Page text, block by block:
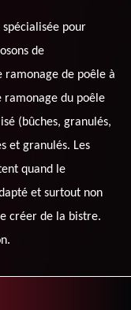
spécialisée pour
de
de poêle à
ramonage du poêle
(bûches, granulés,
et granulés. Les
quand le
et surtout non
créer de la bistre.